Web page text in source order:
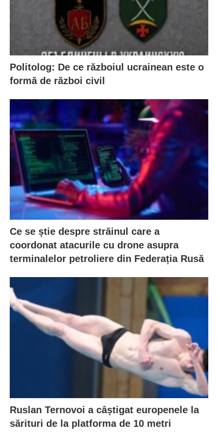
Politolog: De ce războiul ucrainean este o
formă de război civil
Ce se știe despre străinul care a
coordonat atacurile cu drone asupra
terminalelor petroliere din Federația Rusă
Ruslan Ternovoi a câștigat europenele la
sărituri de la platforma de 10 metri